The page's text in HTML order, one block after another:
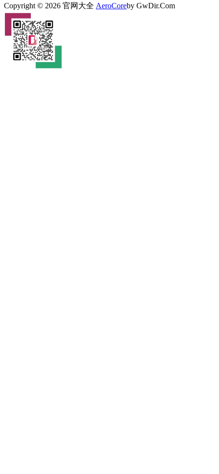
Copyright © 2026 官网大全 AeroCoreby GwDir.Com